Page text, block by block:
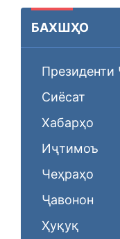
БАХШҲО
Президенти
Сиёсат
Хабарҳо
Иҷтимоъ
Чеҳраҳо
Ҷавонон
Ҳуқуқ